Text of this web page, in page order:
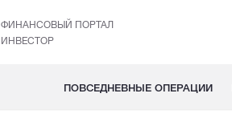
ФИНАНСОВЫЙ ПОРТАЛ
ИНВЕСТОР
ПОВСЕДНЕВНЫЕ ОПЕРАЦИИ